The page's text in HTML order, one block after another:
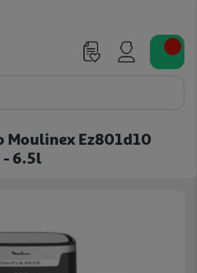
Moulinex Ez801d10
- 6.5l